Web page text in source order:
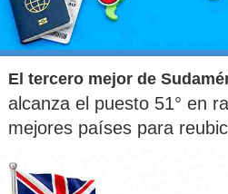
El tercero mejor de
alcanza el puesto 51° en
mejores países para